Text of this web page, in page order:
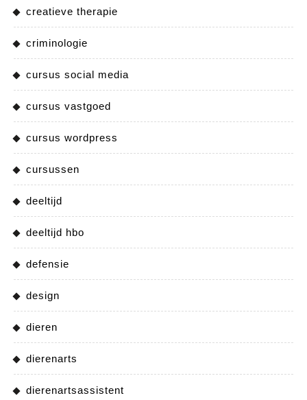
creatieve therapie
criminologie
cursus social media
cursus vastgoed
cursus wordpress
cursussen
deeltijd
deeltijd hbo
defensie
design
dieren
dierenarts
dierenartsassistent